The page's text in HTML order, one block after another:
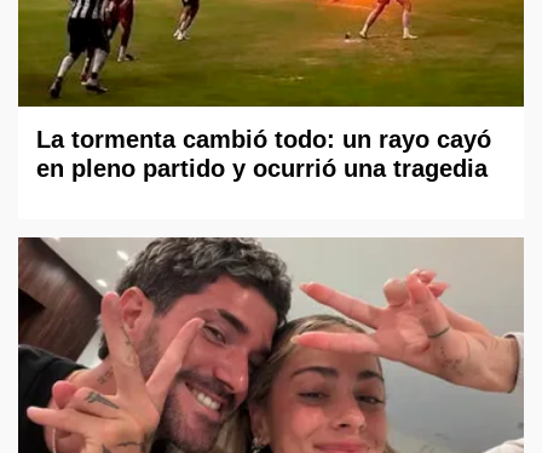
La tormenta cambió todo: un rayo cayó
en pleno partido y ocurrió una tragedia